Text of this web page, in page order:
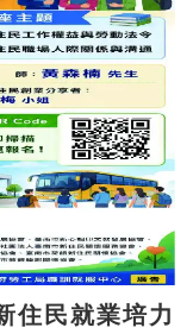
民就業培力